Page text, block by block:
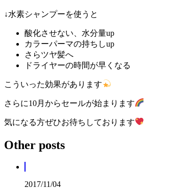
↓水素シャンプーを使うと
酸化させない、水分量up
カラーパーマの持ちしup
さらツヤ髪へ
ドライヤーの時間が早くなる
こういった効果があります
さらに10月からセールが始まります
気になる方ぜひお待ちしております
Other posts
2017/11/04